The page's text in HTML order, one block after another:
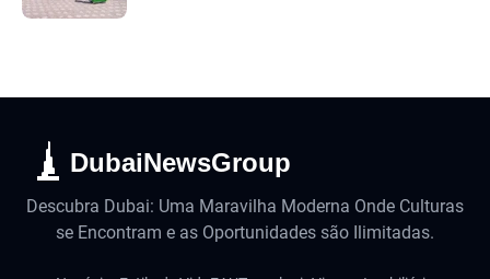
DubaiNewsGroup
Descubra Dubai: Uma Maravilha Moderna Onde Culturas
se Encontram e as Oportunidades são Ilimitadas.